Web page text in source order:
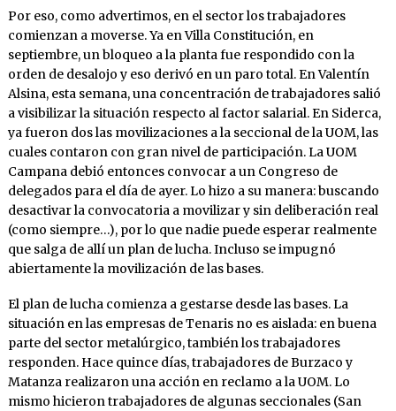
Por eso, como advertimos, en el sector los trabajadores
comienzan a moverse. Ya en Villa Constitución, en
septiembre, un bloqueo a la planta fue respondido con la
orden de desalojo y eso derivó en un paro total. En Valentín
Alsina, esta semana, una concentración de trabajadores salió
a visibilizar la situación respecto al factor salarial. En Siderca,
ya fueron dos las movilizaciones a la seccional de la UOM, las
cuales contaron con gran nivel de participación. La UOM
Campana debió entonces convocar a un Congreso de
delegados para el día de ayer. Lo hizo a su manera: buscando
desactivar la convocatoria a movilizar y sin deliberación real
(como siempre…), por lo que nadie puede esperar realmente
que salga de allí un plan de lucha. Incluso se impugnó
abiertamente la movilización de las bases.
El plan de lucha comienza a gestarse desde las bases. La
situación en las empresas de Tenaris no es aislada: en buena
parte del sector metalúrgico, también los trabajadores
responden. Hace quince días, trabajadores de Burzaco y
Matanza realizaron una acción en reclamo a la UOM. Lo
mismo hicieron trabajadores de algunas seccionales (San